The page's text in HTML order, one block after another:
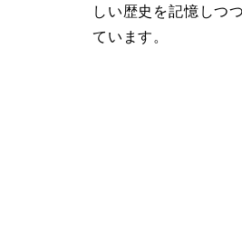
しい歴史を記憶しつ
ています。